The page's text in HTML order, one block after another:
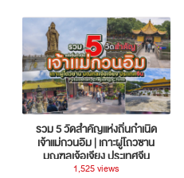
รวม 5 วัดสำคัญแห่งถิ่นกำเนิด
เจ้าแม่กวนอิม | เกาะผู่โถวซาน
มณฑลเจ้อเจียง ประเทศจีน
1,525 views